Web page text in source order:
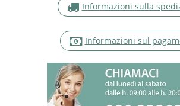
Informazioni sulla
Informazioni sul